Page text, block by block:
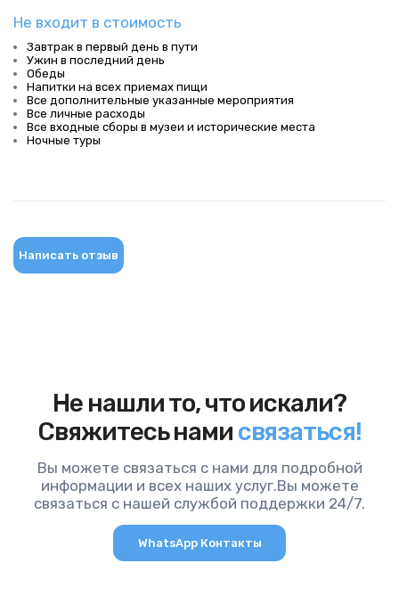
Не входит в стоимость
Завтрак в первый день в пути
Ужин в последний день
Обеды
Напитки на всех приемах пищи
Все дополнительные указанные мероприятия
Все личные расходы
Все входные сборы в музеи и исторические места
Ночные туры
Написать отзыв
Не нашли то, что искали?
Свяжитесь нами связаться!
Вы можете связаться с нами для подробной
информации и всех наших услуг.Вы можете
связаться с нашей службой поддержки 24/7.
WhatsApp Контакты